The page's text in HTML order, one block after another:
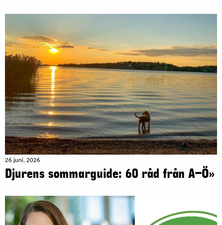
26 juni, 2026
Djurens sommarguide: 60 råd från A–Ö»